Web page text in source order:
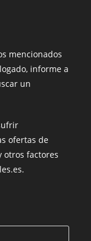
mencionados
informe a
un
ofertas de
otros factores